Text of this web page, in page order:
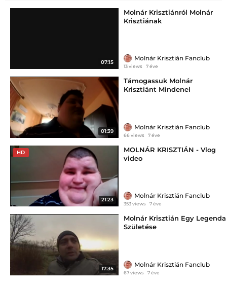
07:15
Molnár Krisztiánról Molnár
Krisztiának
Molnár Krisztián Fanclub
13 views 7 éve
01:39
Támogassuk Molnár
Krisztiánt Mindenel
Molnár Krisztián Fanclub
66 views 7 éve
HD
21:23
MOLNÁR KRISZTIÁN - Vlog
video
Molnár Krisztián Fanclub
353 views 7 éve
17:35
Molnár Krisztián Egy Legenda
Születése
Molnár Krisztián Fanclub
67 views 7 éve